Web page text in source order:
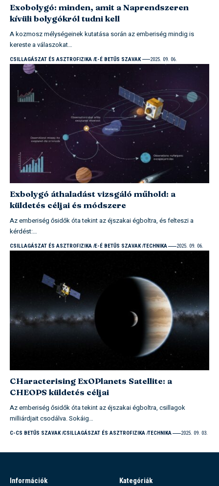
Exobolygó: minden, amit a Naprendszeren
kívüli bolygókról tudni kell
A kozmosz mélységeinek kutatása során az emberiség mindig is
kereste a válaszokat…
CSILLAGÁSZAT ÉS ASZTROFIZIKA E-É BETŰS SZAVAK 2025. 09. 06.
Exbolygó áthaladást vizsgáló műhold: a
küldetés céljai és módszere
Az emberiség ősidők óta tekint az éjszakai égboltra, és felteszi a
kérdést:…
CSILLAGÁSZAT ÉS ASZTROFIZIKA E-É BETŰS SZAVAK TECHNIKA 2025. 09. 06.
CHaracterising ExOPlanets Satellite: a
CHEOPS küldetés céljai
Az emberiség ősidők óta tekint az éjszakai égboltra, csillagok
milliárdjait csodálva. Sokáig…
C-CS BETŰS SZAVAK CSILLAGÁSZAT ÉS ASZTROFIZIKA TECHNIKA 2025. 09. 03.
Információk
Kategóriák